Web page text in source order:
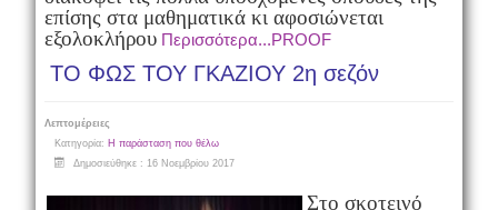
επίσης στα μαθηματικά κι αφοσιώνεται
εξολοκλήρου Περισσότερα...PROOF
ΤΟ ΦΩΣ ΤΟΥ ΓΚΑΖΙΟΥ 2η σεζόν
Λεπτομέρειες
Κατηγορία: Η παράσταση που θέλω
Δημοσιεύθηκε : 16 Νοεμβρίου 2017
Στο σκοτεινό